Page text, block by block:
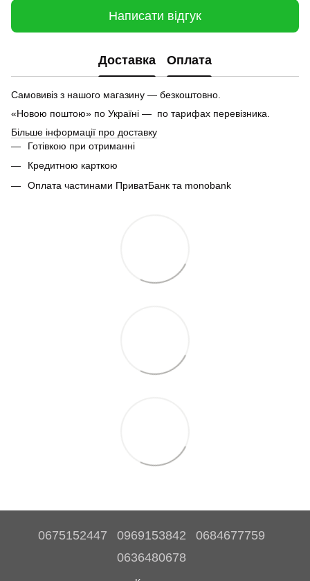
Написати відгук
Доставка Оплата
Самовивіз з нашого магазину — безкоштовно.
«Новою поштою» по Україні — по тарифах перевізника.
Більше інформації про доставку
Готівкою при отриманні
Кредитною карткою
Оплата частинами ПриватБанк та monobank
0675152447 0969153842
0684677759
0636480678